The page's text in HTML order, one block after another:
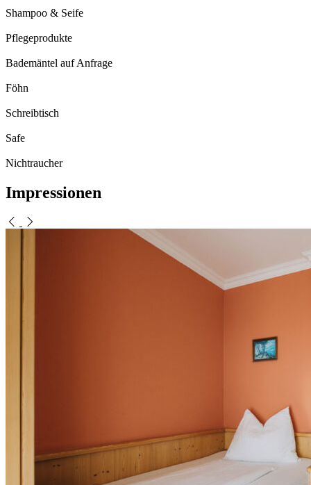
Shampoo & Seife
Pflegeprodukte
Bademäntel auf Anfrage
Föhn
Schreibtisch
Safe
Nichtraucher
Impressionen